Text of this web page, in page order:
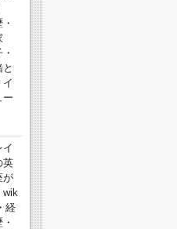
イ
ー
イ
英
が
wik
経